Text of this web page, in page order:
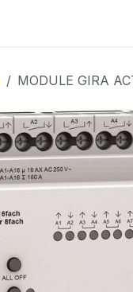
MODULE GIRA